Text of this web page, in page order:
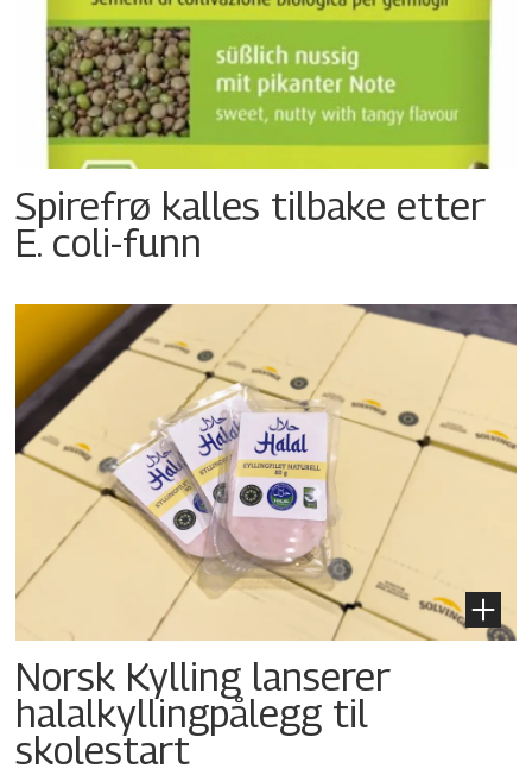
Spirefrø kalles tilbake etter
E. coli-funn
Norsk Kylling lanserer
halalkyllingpålegg til
skolestart